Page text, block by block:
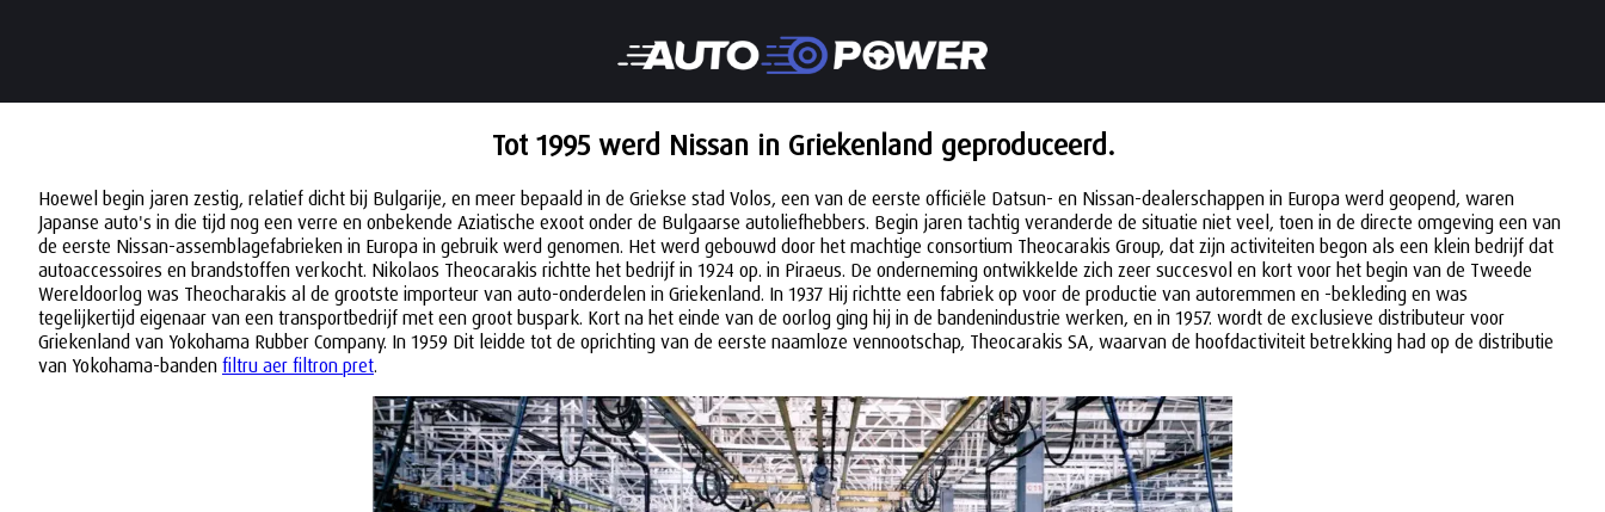
Tot 1995 werd Nissan in Griekenland geproduceerd.
Hoewel begin jaren zestig, relatief dicht bij Bulgarije, en meer bepaald in de Griekse stad Volos, een van de eerste officiële Datsun- en Nissan-dealerschappen in Europa werd geopend, waren
Japanse auto's in die tijd nog een verre en onbekende Aziatische exoot onder de Bulgaarse autoliefhebbers. Begin jaren tachtig veranderde de situatie niet veel, toen in de directe omgeving een van
de eerste Nissan-assemblagefabrieken in Europa in gebruik werd genomen. Het werd gebouwd door het machtige consortium Theocarakis Group, dat zijn activiteiten begon als een klein bedrijf dat
autoaccessoires en brandstoffen verkocht. Nikolaos Theocarakis richtte het bedrijf in 1924 op. in Piraeus. De onderneming ontwikkelde zich zeer succesvol en kort voor het begin van de Tweede
Wereldoorlog was Theocharakis al de grootste importeur van auto-onderdelen in Griekenland. In 1937 Hij richtte een fabriek op voor de productie van autoremmen en -bekleding en was
tegelijkertijd eigenaar van een transportbedrijf met een groot buspark. Kort na het einde van de oorlog ging hij in de bandenindustrie werken, en in 1957. wordt de exclusieve distributeur voor
Griekenland van Yokohama Rubber Company. In 1959 Dit leidde tot de oprichting van de eerste naamloze vennootschap, Theocarakis SA, waarvan de hoofdactiviteit betrekking had op de distributie
van Yokohama-banden filtru aer filtron pret.